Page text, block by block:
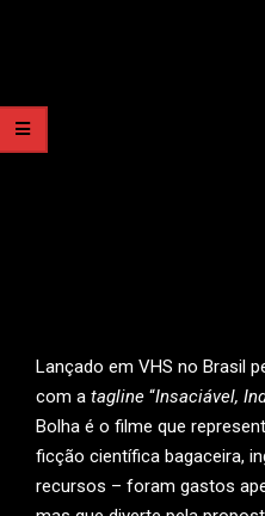
Lançado em VHS no Brasil
com a tagline “Insaciável,
Bolha é o filme que
ficção científica bagaceira,
recursos – foram gastos